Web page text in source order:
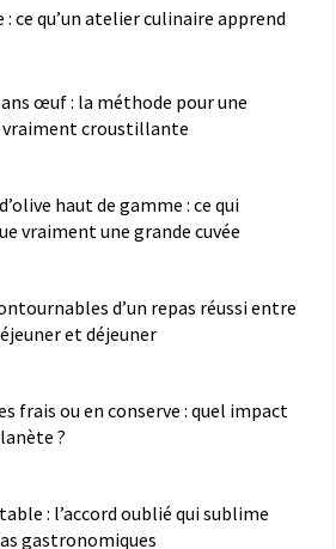
: ce qu’un atelier culinaire apprend
œuf : la méthode pour une
vraiment croustillante
haut de gamme : ce qui
vraiment une grande cuvée
d’un repas réussi entre
et déjeuner
frais ou en conserve : quel impact
?
table : l’accord oublié qui sublime
gastronomiques